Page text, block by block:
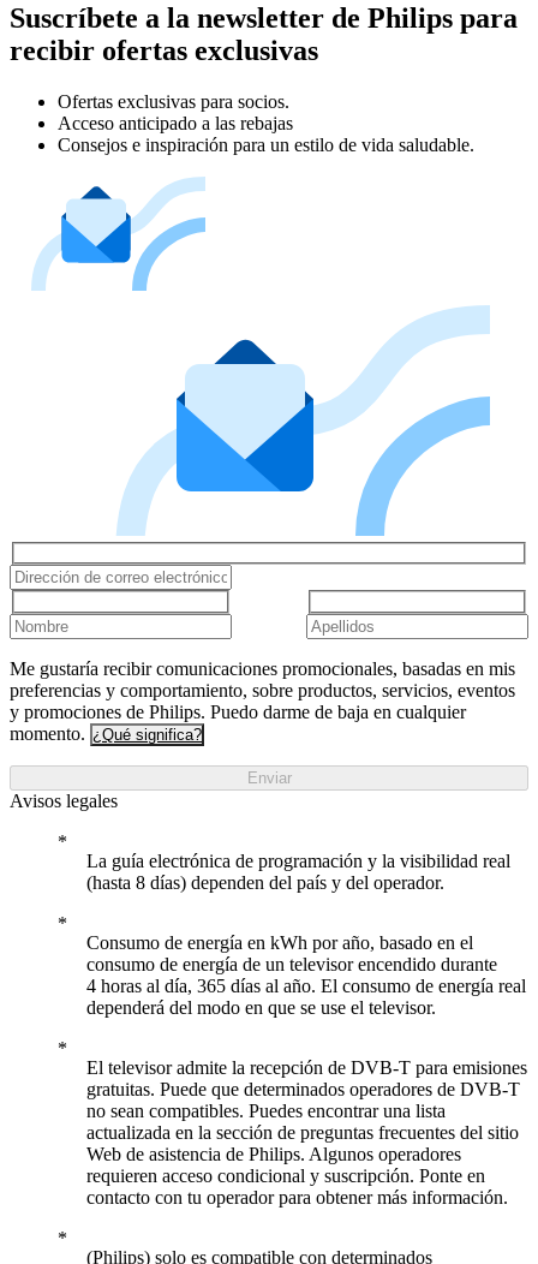
Suscríbete a la newsletter de Philips para
recibir ofertas exclusivas
Ofertas exclusivas para socios.
Acceso anticipado a las rebajas
Consejos e inspiración para un estilo de vida saludable.
Me gustaría recibir comunicaciones promocionales, basadas en mis
preferencias y comportamiento, sobre productos, servicios, eventos
y promociones de Philips. Puedo darme de baja en cualquier
momento. ¿Qué significa?
Enviar
Avisos legales
La guía electrónica de programación y la visibilidad real
(hasta 8 días) dependen del país y del operador.
Consumo de energía en kWh por año, basado en el
consumo de energía de un televisor encendido durante
4 horas al día, 365 días al año. El consumo de energía real
dependerá del modo en que se use el televisor.
El televisor admite la recepción de DVB-T para emisiones
gratuitas. Puede que determinados operadores de DVB-T
no sean compatibles. Puedes encontrar una lista
actualizada en la sección de preguntas frecuentes del sitio
Web de asistencia de Philips. Algunos operadores
requieren acceso condicional y suscripción. Ponte en
contacto con tu operador para obtener más información.
(Philips) solo es compatible con determinados